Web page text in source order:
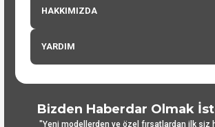
HAKKIMIZDA
YARDIM
Bizden Haberdar Olmak
"Yeni modellerden ve özel fırsatlardan ilk siz